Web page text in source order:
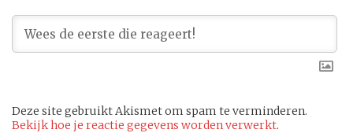
Deze site gebruikt Akismet om spam te verminderen.
Bekijk hoe je reactie gegevens worden verwerkt.